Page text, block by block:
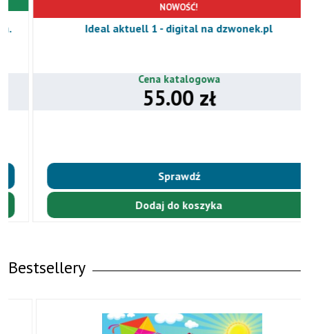
NOWOŚĆ!
Ideal aktuell 1 - digital na dzwonek.pl
Cena katalogowa
55.00 zł
Sprawdź
Dodaj do koszyka
Bestsellery